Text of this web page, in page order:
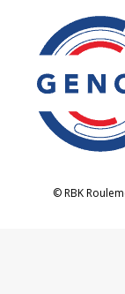
© RBK